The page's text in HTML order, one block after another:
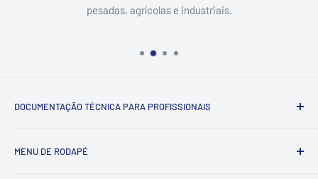
pesadas, agrícolas e industriais.
DOCUMENTAÇÃO TÉCNICA PARA PROFISSIONAIS
peças, manuais de serviço e esquemas elétricos) para
MENU DE RODAPÉ